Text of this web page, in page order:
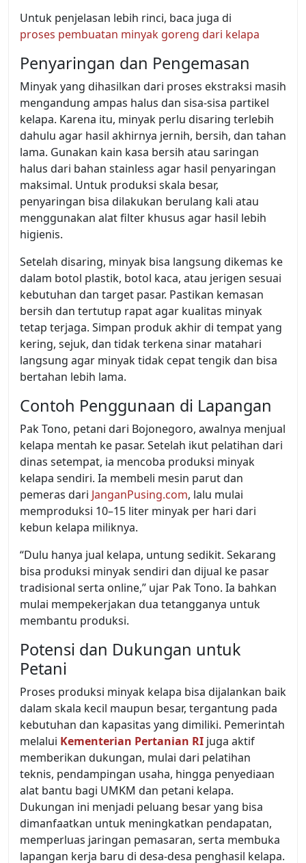
Untuk penjelasan lebih rinci, baca juga di
proses pembuatan minyak goreng dari kelapa
Penyaringan dan Pengemasan
Minyak yang dihasilkan dari proses ekstraksi masih
mengandung ampas halus dan sisa-sisa partikel
kelapa. Karena itu, minyak perlu disaring terlebih
dahulu agar hasil akhirnya jernih, bersih, dan tahan
lama. Gunakan kain kasa bersih atau saringan
halus dari bahan stainless agar hasil penyaringan
maksimal. Untuk produksi skala besar,
penyaringan bisa dilakukan berulang kali atau
menggunakan alat filter khusus agar hasil lebih
higienis.
Setelah disaring, minyak bisa langsung dikemas ke
dalam botol plastik, botol kaca, atau jerigen sesuai
kebutuhan dan target pasar. Pastikan kemasan
bersih dan tertutup rapat agar kualitas minyak
tetap terjaga. Simpan produk akhir di tempat yang
kering, sejuk, dan tidak terkena sinar matahari
langsung agar minyak tidak cepat tengik dan bisa
bertahan lebih lama.
Contoh Penggunaan di Lapangan
Pak Tono, petani dari Bojonegoro, awalnya menjual
kelapa mentah ke pasar. Setelah ikut pelatihan dari
dinas setempat, ia mencoba produksi minyak
kelapa sendiri. Ia membeli mesin parut dan
pemeras dari JanganPusing.com, lalu mulai
memproduksi 10–15 liter minyak per hari dari
kebun kelapa miliknya.
“Dulu hanya jual kelapa, untung sedikit. Sekarang
bisa produksi minyak sendiri dan dijual ke pasar
tradisional serta online,” ujar Pak Tono. Ia bahkan
mulai mempekerjakan dua tetangganya untuk
membantu produksi.
Potensi dan Dukungan untuk
Petani
Proses produksi minyak kelapa bisa dijalankan baik
dalam skala kecil maupun besar, tergantung pada
kebutuhan dan kapasitas yang dimiliki. Pemerintah
melalui Kementerian Pertanian RI juga aktif
memberikan dukungan, mulai dari pelatihan
teknis, pendampingan usaha, hingga penyediaan
alat bantu bagi UMKM dan petani kelapa.
Dukungan ini menjadi peluang besar yang bisa
dimanfaatkan untuk meningkatkan pendapatan,
memperluas jaringan pemasaran, serta membuka
lapangan kerja baru di desa-desa penghasil kelapa.